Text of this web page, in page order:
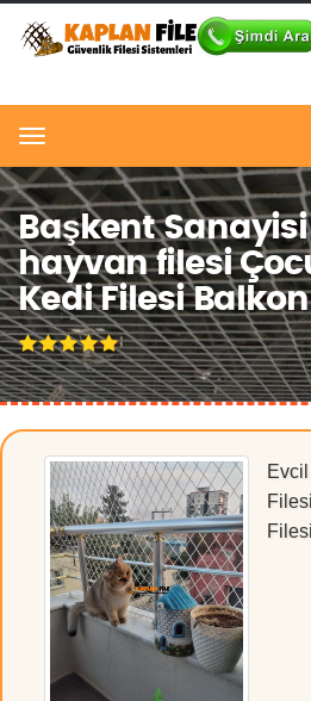
Menu
Başkent Sanayisi
hayvan filesi
Kedi Filesi
Filesi